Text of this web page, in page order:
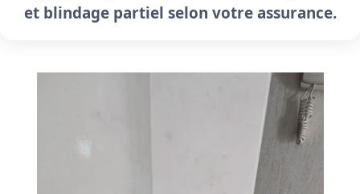
et blindage partiel selon votre assurance.